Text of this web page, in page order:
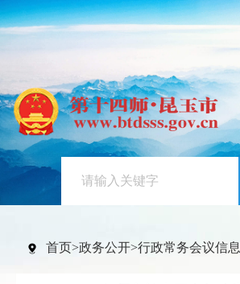
首页>政务公开>行政常务会议信息